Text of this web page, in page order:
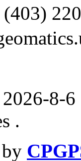
8-6
.